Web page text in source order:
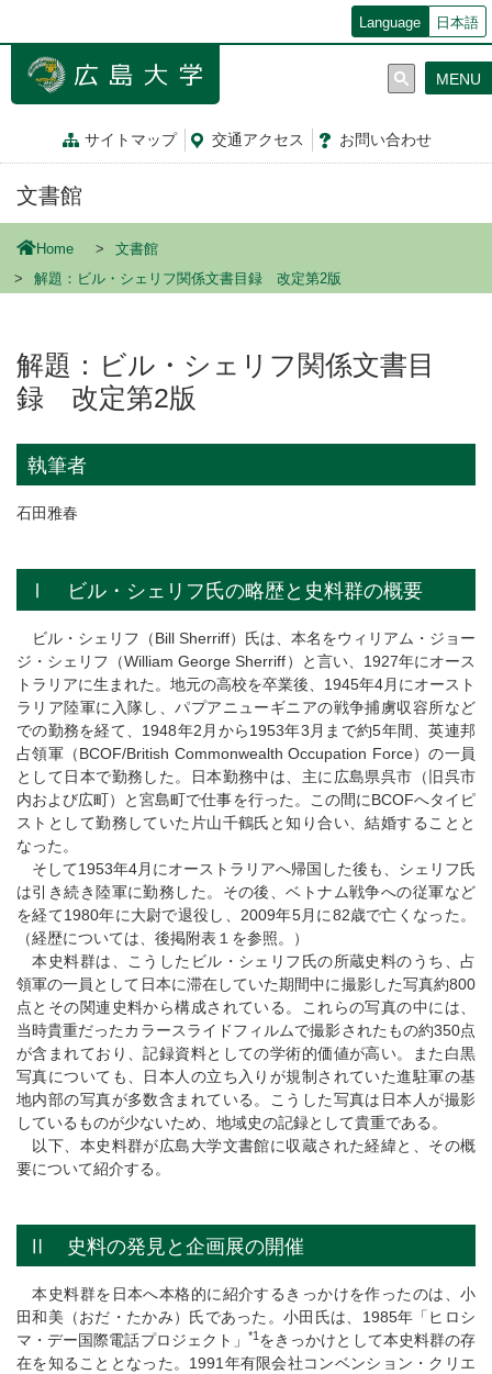
ン
Language 日本語
サイトマップ 交通アクセス お問い合わせ
MENU
文書館
Home
文書館
解題：ビル・シェリフ関係文書目録 改定第2版
解題：ビル・シェリフ関係文書目
録 改定第2版
執筆者
石田雅春
Ⅰ ビル・シェリフ氏の略歴と史料群の概要
ビル・シェリフ（Bill Sherriff）氏は、本名をウィリアム・ジョー
ジ・シェリフ（William George Sherriff）と言い、1927年にオース
トラリアに生まれた。地元の高校を卒業後、1945年4月にオースト
ラリア陸軍に入隊し、パプアニューギニアの戦争捕虜収容所など
での勤務を経て、1948年2月から1953年3月まで約5年間、英連邦
占領軍（BCOF/British Commonwealth Occupation Force）の一員
として日本で勤務した。日本勤務中は、主に広島県呉市（旧呉市
内および広町）と宮島町で仕事を行った。この間にBCOFへタイピ
ストとして勤務していた片山千鶴氏と知り合い、結婚することと
なった。
そして1953年4月にオーストラリアへ帰国した後も、シェリフ氏
は引き続き陸軍に勤務した。その後、ベトナム戦争への従軍など
を経て1980年に大尉で退役し、2009年5月に82歳で亡くなった。
（経歴については、後掲附表１を参照。）
本史料群は、こうしたビル・シェリフ氏の所蔵史料のうち、占
領軍の一員として日本に滞在していた期間中に撮影した写真約800
点とその関連史料から構成されている。これらの写真の中には、
当時貴重だったカラースライドフィルムで撮影されたもの約350点
が含まれており、記録資料としての学術的価値が高い。また白黒
写真についても、日本人の立ち入りが規制されていた進駐軍の基
地内部の写真が多数含まれている。こうした写真は日本人が撮影
しているものが少ないため、地域史の記録として貴重である。
以下、本史料群が広島大学文書館に収蔵された経緯と、その概
要について紹介する。
Ⅱ 史料の発見と企画展の開催
本史料群を日本へ本格的に紹介するきっかけを作ったのは、小
田和美（おだ・たかみ）氏であった。小田氏は、1985年「ヒロシ
マ・デー国際電話プロジェクト」
*1 をきっかけとして本史料群の存
在を知ることとなった。1991年有限会社コンベンション・クリエ